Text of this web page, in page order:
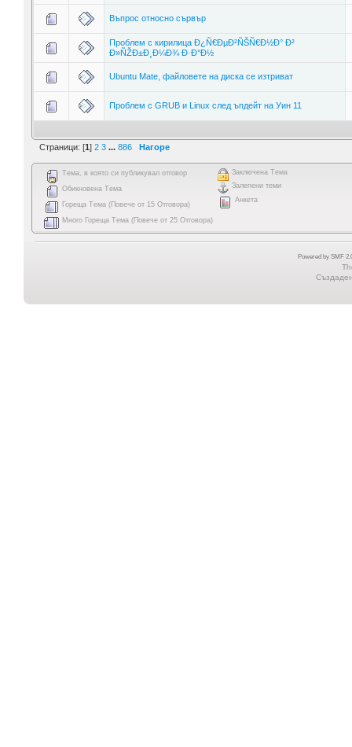
Въпрос относно сървър
Проблем с кирилица Ð¿Ñ€ÐµÐ²ÑŠÑ€Ð½Ð° Ð²
Ð»ÑŽÐ±Ð¸Ð¼Ð¾ Ð·Ð°Ð½
Ubuntu Mate, файловете на диска се изтриват
Проблем с GRUB и Linux след ъпдейт на Уин 11
Страници: [1] 2 3 ... 886 Нагоре
Тема, в която си публикувал отговор
Обикновена Тема
Гореща Тема (Повече от 15 Отговора)
Много Гореща Тема (Повече от 25 Отговора)
Заключена Тема
Залепени теми
Анкета
Powered by SMF